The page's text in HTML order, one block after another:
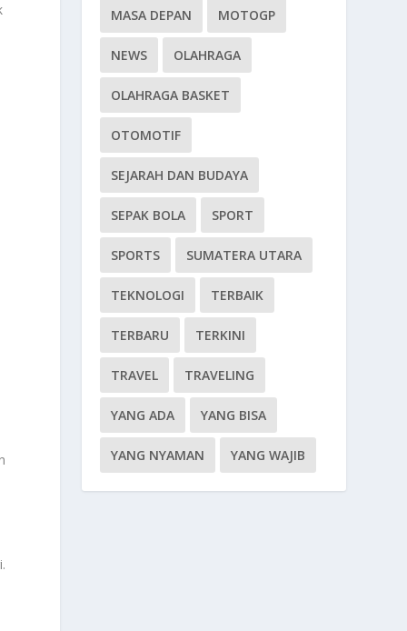
MASA DEPAN MOTOGP
NEWS OLAHRAGA
OLAHRAGA BASKET
OTOMOTIF
SEJARAH DAN BUDAYA
SEPAK BOLA SPORT
SPORTS SUMATERA UTARA
TEKNOLOGI TERBAIK
TERBARU TERKINI
TRAVEL TRAVELING
YANG ADA YANG BISA
YANG NYAMAN YANG WAJIB